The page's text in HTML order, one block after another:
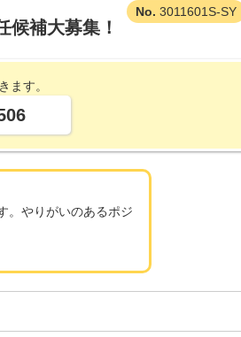
3011601S-SY
候補大募集！
ます。
。やりがいのあるポジ